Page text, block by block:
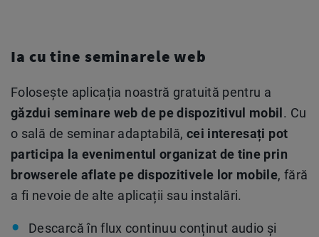
Ia cu tine seminarele web
Folosește aplicația noastră gratuită pentru a
găzdui seminare web de pe dispozitivul mobil. Cu
o sală de seminar adaptabilă, cei interesați pot
participa la evenimentul organizat de tine prin
browserele aflate pe dispozitivele lor mobile, fără
a fi nevoie de alte aplicații sau instalări.
Descarcă în flux continuu conținut audio și